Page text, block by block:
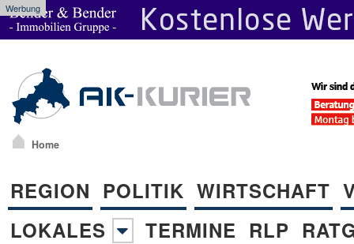
Werbung
Home
REGION POLITIK WIRTSCHAFT
LOKALES
TERMINE RLP